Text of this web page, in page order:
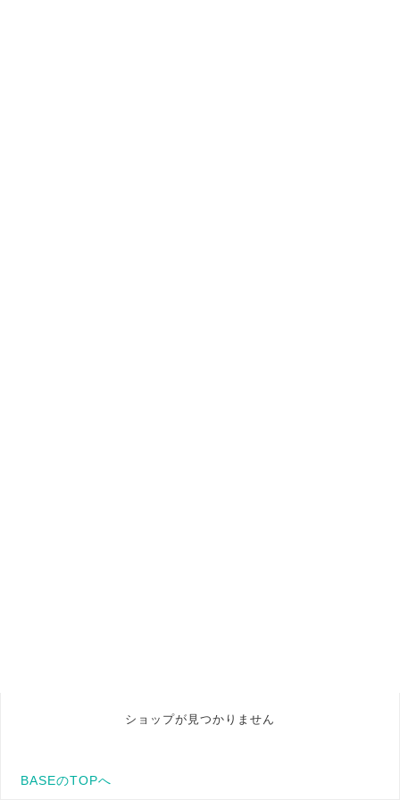
ショップが見つかりません
BASEのTOPへ